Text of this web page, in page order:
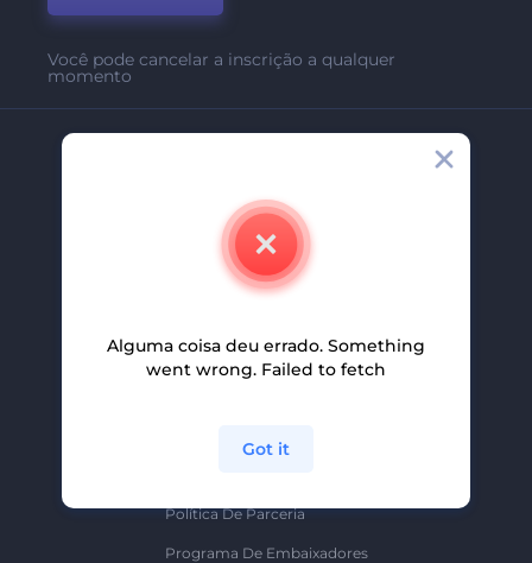
Você pode cancelar a inscrição a qualquer
momento
Contate-Nos
Carreiras
Programa De Afiliados
Política De Parceria
Programa De Embaixadores
Alguma coisa deu errado. Something
went wrong. Failed to fetch
Got it